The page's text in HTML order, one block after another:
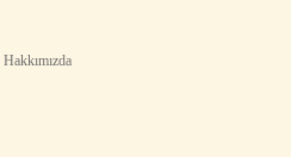
Hakkımızda